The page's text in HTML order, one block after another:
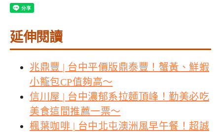
延伸閱讀
兆鼎豐 | 台中平價版鼎泰豐！蟹黃、鮮蝦
小籠包CP值夠高～
信川屋 | 台中濃郁系拉麵頂峰！勤美必吃
美食這間推薦一票～
楓葉咖啡 | 台中北屯澳洲風早午餐！超誠